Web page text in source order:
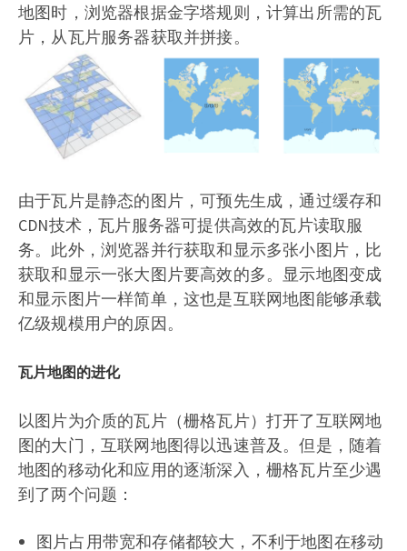
地图时，浏览器根据金字塔规则，计算出所需的瓦
片，从瓦片服务器获取并拼接。
由于瓦片是静态的图片，可预先生成，通过缓存和
CDN技术，瓦片服务器可提供高效的瓦片读取服
务。此外，浏览器并行获取和显示多张小图片，比
获取和显示一张大图片要高效的多。显示地图变成
和显示图片一样简单，这也是互联网地图能够承载
亿级规模用户的原因。
瓦片地图的进化
以图片为介质的瓦片（栅格瓦片）打开了互联网地
图的大门，互联网地图得以迅速普及。但是，随着
地图的移动化和应用的逐渐深入，栅格瓦片至少遇
到了两个问题：
图片占用带宽和存储都较大，不利于地图在移动